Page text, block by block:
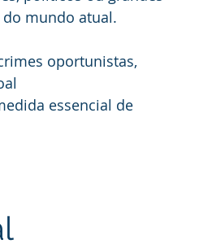
mundo atual.
oportunistas,
essencial de